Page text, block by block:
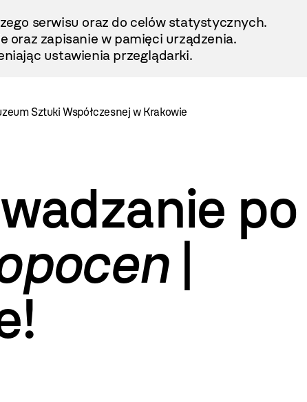
serwisu oraz do celów statystycznych.
oraz zapisanie w pamięci urządzenia.
ustawienia przeglądarki.
Sztuki Współczesnej w Krakowie
po
|